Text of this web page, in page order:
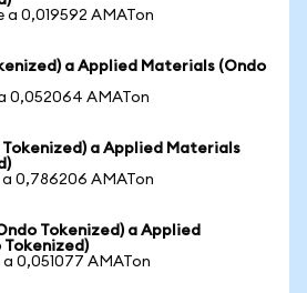
a 0,019592 AMATon
a Applied Materials (Ondo
0,052064 AMATon
a Applied Materials
a 0,786206 AMATon
Tokenized) a Applied
Tokenized)
a 0,051077 AMATon